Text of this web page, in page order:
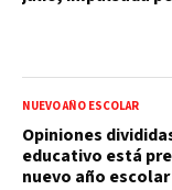
NUEVO AÑO ESCOLAR
Opiniones
educativo está
nuevo año escolar